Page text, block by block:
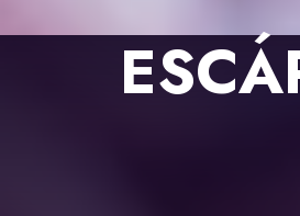
CLASSE DE POCIONS
LABORATORI JURÀSSIC
ESDEVENIMENTS